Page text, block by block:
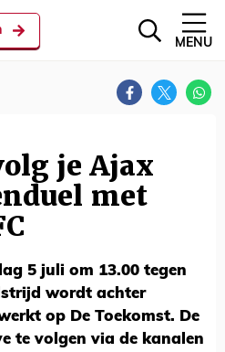
MENU
je Ajax
met
5 juli om 13.00 tegen
wordt achter
op De Toekomst. De
te volgen via de kanalen